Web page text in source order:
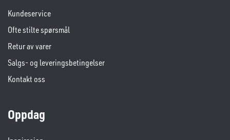
Kundeservice
Ofte stilte spørsmål
Retur av varer
Salgs- og leveringsbetingelser
Kontakt oss
Oppdag